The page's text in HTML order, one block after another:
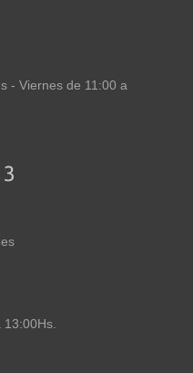
- Viernes de 11:00 a
13:00Hs.